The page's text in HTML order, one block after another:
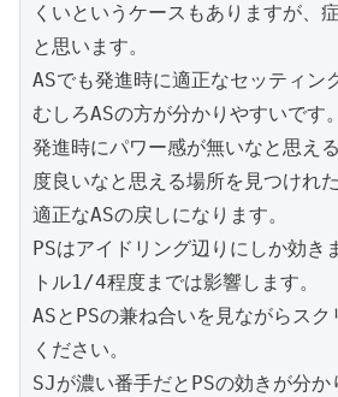
くいというケースもありますが、
と思います。
ASでも発進時に適正なセッティン
むしろASの方が分かりやすいです。
発進時にパワー感が無いなと思え
度良いなと思える場所を見つけれ
適正なASの戻しになります。
PSはアイドリング辺りにしか効き
トル1/4程度までは影響します。
ASとPSの兼ね合いを見ながらス
ください。
SJが濃い番手だとPSの効きが分か